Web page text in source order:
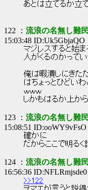
あとは立てるか立
122 ： 流浪の名無し難
15:03:48 ID:Uk5GbjaQO
マジレスすると始
人がくるのかってい
俺は暇潰しにきた
はちょっとひどい
ｗｗｗ
しかもはるか上か
123 ： 流浪の名無し難
15:08:51 ID:ooWY9vFsO
確かに
だからここで明る
124 ： 流浪の名無し難
16:56:36 ID:NFLRmjsde0
>>122